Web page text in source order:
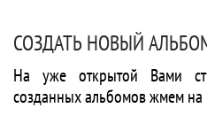
СОЗДАТЬ НОВЫЙ
На уже открытой Вами
созданных альбомов жмем на